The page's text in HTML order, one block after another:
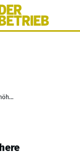
Jahressteuergesetz bringt höhere Freibeträge